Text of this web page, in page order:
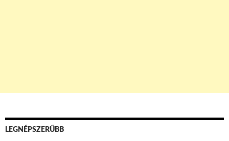
LEGNÉPSZERŰBB